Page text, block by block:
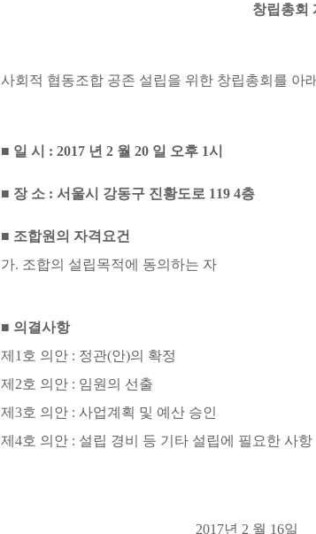
창립총회
사회적 협동조합 공존 설립을 위한 창립총회를 아
■ 일 시 : 2017 년 2 월 20 일 오후 1시
■ 장 소 : 서울시 강동구 진황도로 119 4층
■ 조합원의 자격요건
가. 조합의 설립목적에 동의하는 자
■ 의결사항
제 1 호 의안 : 정관(안)의 확정
제 2호 의안 : 임원의 선출
제 3호 의안 : 사업계획 및 예산 승인
제 4호 의안 : 설립 경비 등 기타 설립에 필요한 사항
2017년 2 월 16일